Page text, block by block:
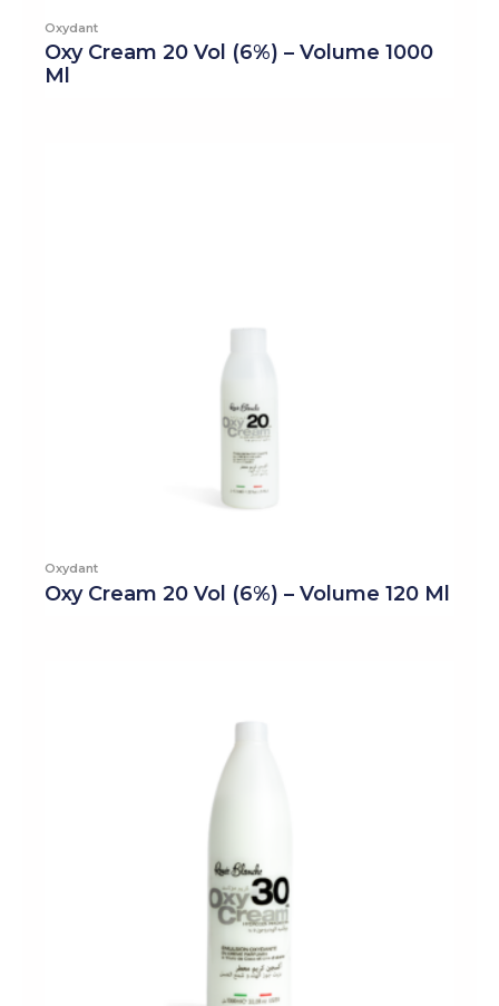
Oxydant
Oxy Cream 20 Vol (6%) – Volume 1000
Ml
Oxydant
Oxy Cream 20 Vol (6%) – Volume 120 Ml